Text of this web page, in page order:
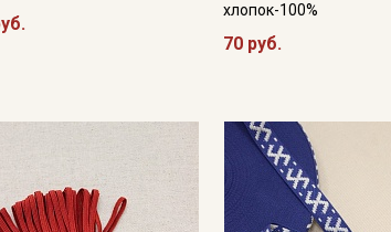
хлопок-100%
70 руб.